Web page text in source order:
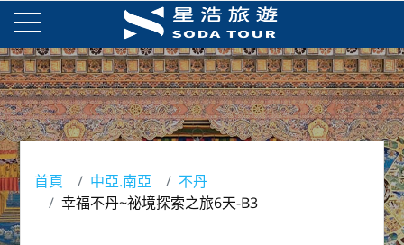
首頁 中亞.南亞
不丹
幸福不丹~祕境探索之旅6天-B3